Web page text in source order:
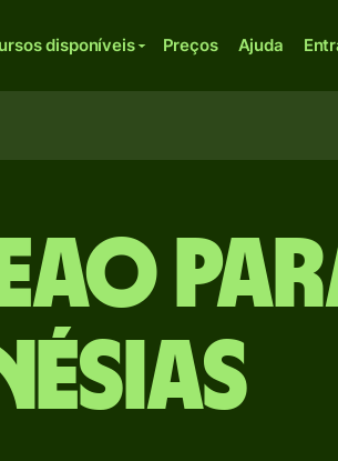
disponíveis Preços Ajuda